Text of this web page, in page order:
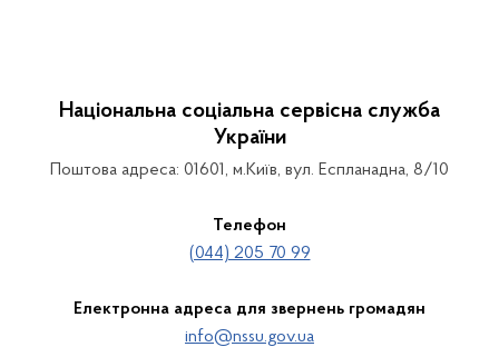
Національна соціальна сервісна служба
України
Поштова адреса: 01601, м.Київ, вул. Еспланадна, 8/10
Телефон
(044) 205 70 99
Електронна адреса для звернень громадян
info@nssu.gov.ua